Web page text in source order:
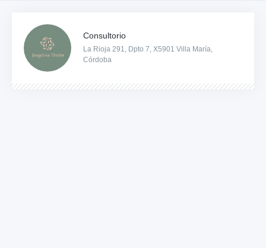
Consultorio
La Rioja 291, Dpto 7, X5901 Villa María,
Córdoba